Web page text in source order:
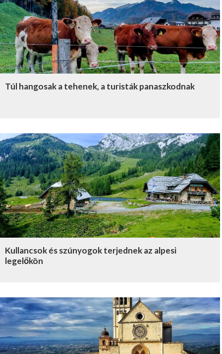
Túl hangosak a tehenek, a turisták panaszkodnak
Kullancsok és szúnyogok terjednek az alpesi
legelőkön